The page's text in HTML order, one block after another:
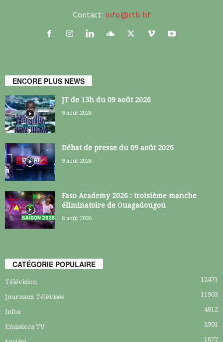
Contact: info@rtb.bf
ENCORE PLUS NEWS
JT de 13h du 09 août 2026
9 août 2026
Débat de presse du 09 août 2026
9 août 2026
Faso Academy 2026 : troisième manche
éliminatoire de Ouagadougou
8 août 2026
CATÉGORIE POPULAIRE
Télévision 12471
Journaux Télévisés 11903
Infos 4812
Emissions TV 2901
1677